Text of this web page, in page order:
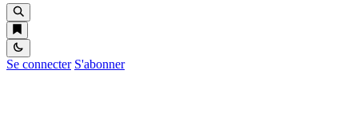
Se connecter S'abonner